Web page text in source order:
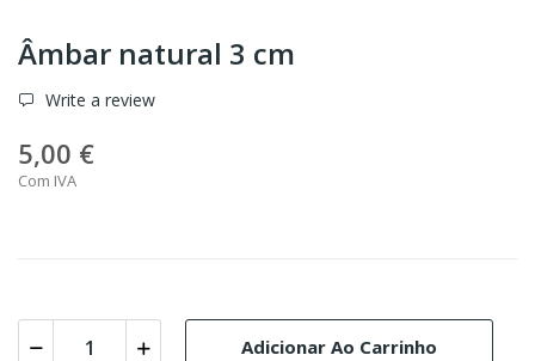
Âmbar natural 3 cm
Write a review
5,00 €
Com IVA
Adicionar Ao Carrinho